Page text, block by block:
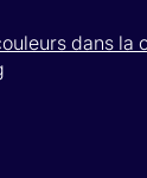
dans la